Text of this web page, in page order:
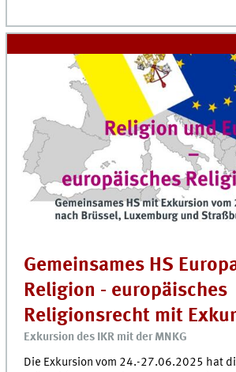
Gemeinsames HS
Religion - europäisches
Religionsrecht mit
Exkursion des IKR mit der MNKG
Die Exkursion vom 24.-27.06.2025 hat